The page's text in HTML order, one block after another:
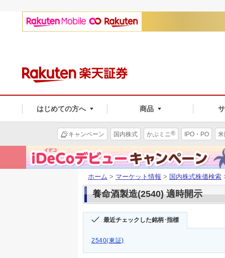
はじめての方へ 商品
キャンペーン 国内株式 かぶミニ® IPO・PO
ホーム > マーケット情報 > 国内株式株価検索
養命酒製造(2540) 適時開示
最近チェックした銘柄･指標
2540(東証)